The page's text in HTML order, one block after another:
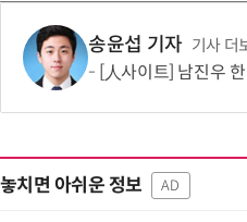
송윤섭 기자 기사 더
[人사이트] 남진우 한양대 교수 “AI 신약
놓치면 아쉬운 정보 AD